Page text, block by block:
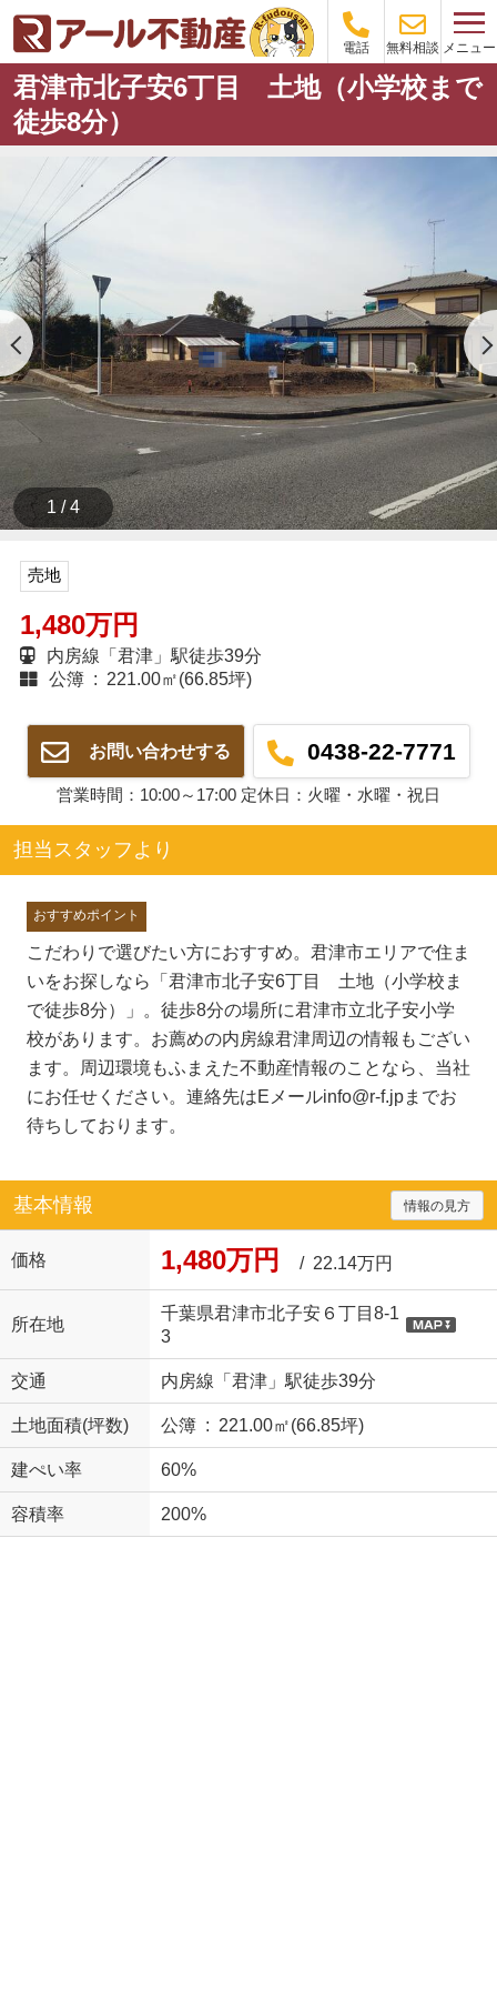
電話 無料相談 メニュー
君津市北子安6丁目 土地（小学校まで
徒歩8分）
1 / 4
売地
1,480万円
内房線「君津」駅徒歩39分
公簿 : 221.00㎡(66.85坪)
お問い合わせする 0438-22-7771
営業時間：10:00～17:00 定休日：火曜・水曜・祝日
担当スタッフより
おすすめポイント
こだわりで選びたい方におすすめ。君津市エリアで住ま
いをお探しなら「君津市北子安6丁目 土地（小学校ま
で徒歩8分）」。徒歩8分の場所に君津市立北子安小学
校があります。お薦めの内房線君津周辺の情報もござい
ます。周辺環境もふまえた不動産情報のことなら、当社
にお任せください。連絡先はEメールinfo@r-f.jpまでお
待ちしております。
基本情報 情報の見方
価格 1,480万円 / 22.14万円
所在地
千葉県君津市北子安６丁目8-1
3
交通 内房線「君津」駅徒歩39分
土地面積(坪数) 公簿 : 221.00㎡(66.85坪)
建ぺい率 60%
容積率 200%